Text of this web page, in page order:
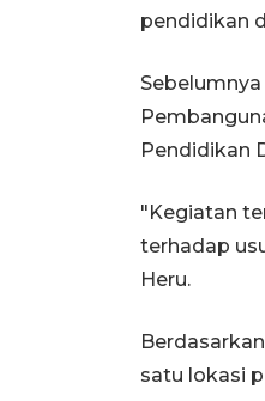
pendidikan
Pendidikan
"Kegiatan
terhadap
Heru.
satu lokasi